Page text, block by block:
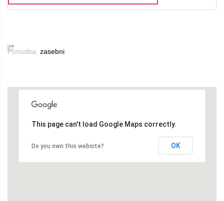
Ponudba: zasebni
This page can't load Google Maps correctly.
Do you own this website? OK